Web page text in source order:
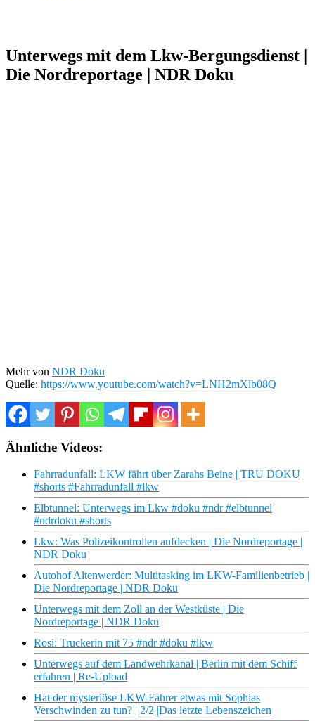
Unterwegs mit dem Lkw-Bergungsdienst |
Die Nordreportage | NDR Doku
Mehr von NDR Doku
Quelle: https://www.youtube.com/watch?v=LNH2mXlb08Q
Ähnliche Videos:
Fahrradunfall: LKW fährt über Zarahs Beine | TRU DOKU
#shorts #Fahrradunfall #lkw
Elbtunnel: Unterwegs im Lkw #doku #ndr #elbtunnel
#ndrdoku #shorts
Lkw: Was Polizeikontrollen aufdecken | Die Nordreportage |
NDR Doku
Autohof Altenwerder: Multitasking im LKW-Familienbetrieb |
Die Nordreportage | NDR Doku
Unterwegs mit dem Zoll an der Westküste | Die
Nordreportage | NDR Doku
Rosi: Truckerin mit 75 #ndr #doku #lkw
Unterwegs auf dem Landwehrkanal | Berlin mit dem Schiff
erfahren | Re-Upload
Hat der mysteriöse LKW-Fahrer etwas mit Sophias
Verschwinden zu tun? | 2/2 |Das letzte Lebenszeichen